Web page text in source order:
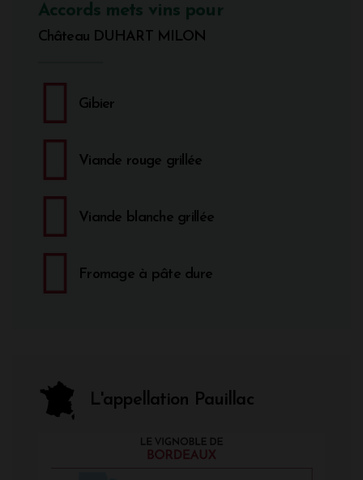
Accords mets vins pour
Château DUHART MILON
Gibier
Viande rouge grillée
Viande blanche grillée
Fromage à pâte dure
L'appellation Pauillac